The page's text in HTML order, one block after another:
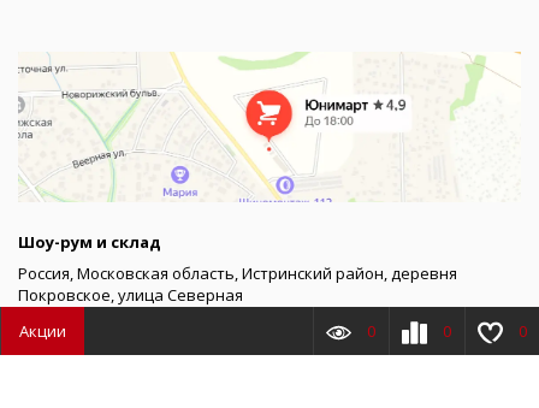
Шоу-рум и склад
Россия, Московская область, Истринский район, деревня
Покровское, улица Северная
График работы шоу-рума
Акции 0 0 0